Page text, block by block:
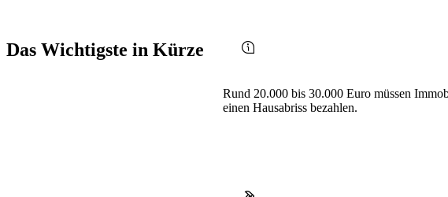
Das Wichtigste in Kürze
Rund 20.000 bis 30.000 Euro müssen
einen Hausabriss bezahlen.